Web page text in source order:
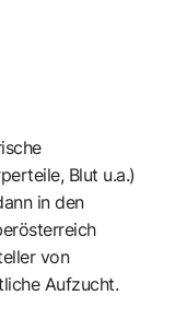
Blut u.a.)
in den
von
Aufzucht.